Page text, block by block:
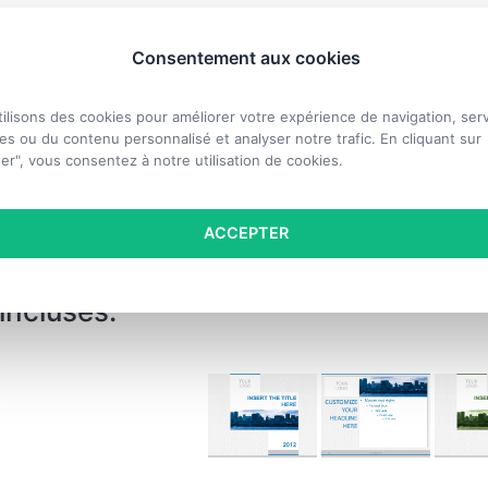
Consentement aux cookies
des cookies pour améliorer votre expérience de navigation,
ou du contenu personnalisé et analyser notre trafic. En cliquant sur
vous consentez à notre utilisation de cookies.
ACCEPTER
PowerPoint et Impress gratuit
par jeu de couleurs: 1 page de garde (titre) et 1 page
de couleurs: bleu, vert
gratuites utilisées: Helvetica, Calibri
disponibles: PowerPoint 2007-2013 (.PPTX), et
Attribution – Pas de Modification 3.0 non transposé